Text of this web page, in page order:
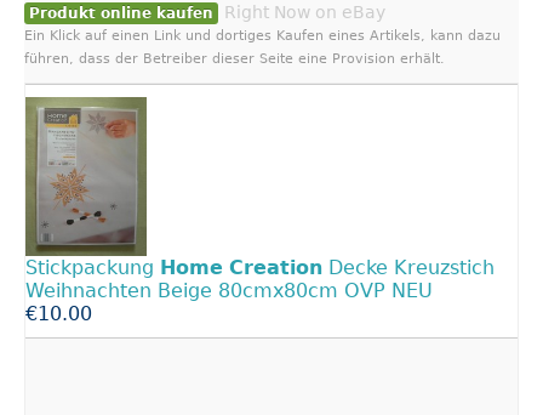
Produkt online kaufen Right Now on eBay
Ein Klick auf einen Link und dortiges Kaufen eines Artikels, kann dazu
führen, dass der Betreiber dieser Seite eine Provision erhält.
Stickpackung Home Creation Decke Kreuzstich
Weihnachten Beige 80cmx80cm OVP NEU
€10.00